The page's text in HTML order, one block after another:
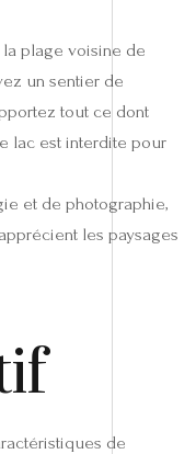
la plage voisine de
un sentier de
tout ce dont
lac est interdite pour
et de photographie,
les paysages
de